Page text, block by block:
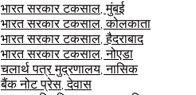
भारत सरकार टकसाल, मुंबई
भारत सरकार टकसाल, कोलकाता
भारत सरकार टकसाल, हैदराबाद
भारत सरकार टकसाल, नोएडा
चलार्थ पत्र मुद्रणालय, नासिक
बैंक नोट प्रेस, देवास